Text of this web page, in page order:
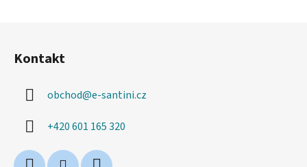
Kontakt
obchod@e-santini.cz
+420 601 165 320